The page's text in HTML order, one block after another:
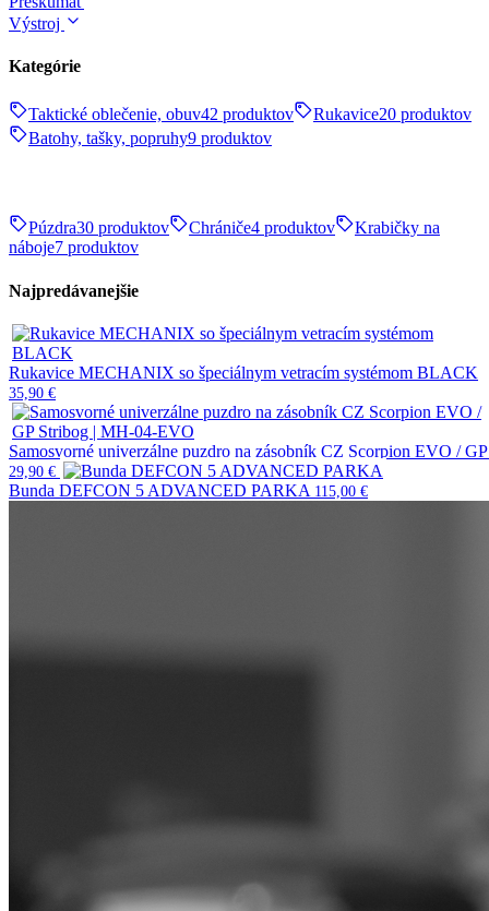
Výstroj
Kategórie
Taktické oblečenie, obuv42 produktov Rukavice20 produktov
Batohy, tašky, popruhy9 produktov
Púzdra30 produktov Chrániče4 produktov
Krabičky na
náboje7 produktov
Najpredávanejšie
Rukavice MECHANIX so špeciálnym vetracím systémom BLACK
35,90 €
Samosvorné univerzálne puzdro na zásobník CZ Scorpion EVO /
29,90 €
Bunda DEFCON 5 ADVANCED PARKA 115,00 €